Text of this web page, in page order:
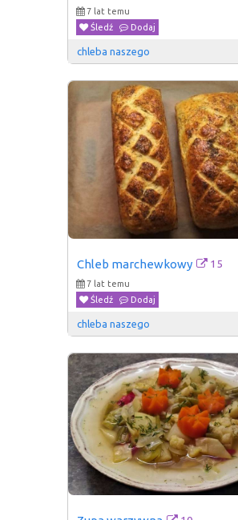
7 lat temu
Śledź
Dodaj
chleba naszego
Chleb marchewkowy 15
7 lat temu
Śledź
Dodaj
chleba naszego